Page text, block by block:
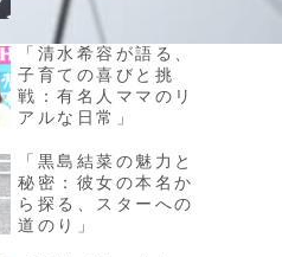
「清水希容が語る、
子育ての喜びと挑
戦：有名人ママのリ
アルな日常」
「黒島結菜の魅力と
秘密：彼女の本名か
ら探る、スターへの
道のり」